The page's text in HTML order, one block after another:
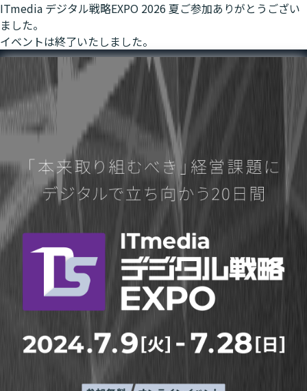
ITmedia デジタル戦略EXPO 2026 夏ご参加ありがとうござい
ました。
イベントは終了いたしました。